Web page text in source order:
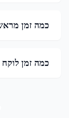
כמה זמן
כמה זמן לוקח